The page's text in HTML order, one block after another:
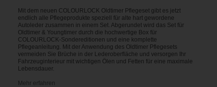
Mit dem neuen COLOURLOCK Oldtimer Pflegeset gibt es jetzt
endlich alle Pflegeprodukte speziell für alte hart gewordene
Autoleder zusammen in einem Set. Abgerundet wird das Set für
Oldtimer & Youngtimer durch die hochwertige Box für
COLOURLOCK-Sondereditionen und eine komplette
Pflegeanleitung. Mit der Anwendung des Oldtimer Pflegesets
vermeiden Sie Brüche in der Lederoberfläche und versorgen Ihr
Fahrzeuginterieur mit wichtigen Ölen und Fetten für eine maximale
Lebensdauer.
Mehr erfahren